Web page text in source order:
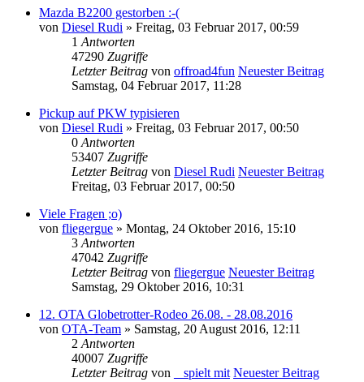
Mazda B2200 gestorben :-(
von Diesel Rudi » Freitag, 03 Februar 2017, 00:59
1 Antworten
47290 Zugriffe
Letzter Beitrag von offroad4fun Neuester Beitrag
Samstag, 04 Februar 2017, 11:28
Pickup auf PKW typisieren
von Diesel Rudi » Freitag, 03 Februar 2017, 00:50
0 Antworten
53407 Zugriffe
Letzter Beitrag von Diesel Rudi Neuester Beitrag
Freitag, 03 Februar 2017, 00:50
Viele Fragen ;o)
von fliegergue » Montag, 24 Oktober 2016, 15:10
3 Antworten
47042 Zugriffe
Letzter Beitrag von fliegergue Neuester Beitrag
Samstag, 29 Oktober 2016, 10:31
12. OTA Globetrotter-Rodeo 26.08. - 28.08.2016
von OTA-Team » Samstag, 20 August 2016, 12:11
2 Antworten
40007 Zugriffe
Letzter Beitrag von _ spielt mit Neuester Beitrag